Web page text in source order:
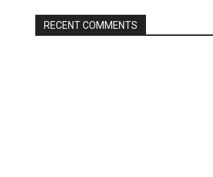
RECENT COMMENTS